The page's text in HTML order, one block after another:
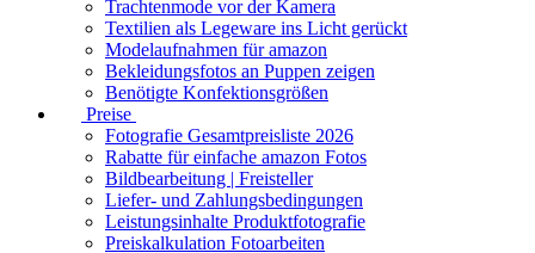
Trachtenmode vor der Kamera
Textilien als Legeware ins Licht gerückt
Modelaufnahmen für amazon
Bekleidungsfotos an Puppen zeigen
Benötigte Konfektionsgrößen
Preise
Fotografie Gesamtpreisliste 2026
Rabatte für einfache amazon Fotos
Bildbearbeitung | Freisteller
Liefer- und Zahlungsbedingungen
Leistungsinhalte Produktfotografie
Preiskalkulation Fotoarbeiten